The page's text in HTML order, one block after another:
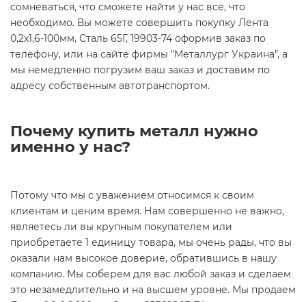
сомневаться, что сможете найти у нас все, что
необходимо. Вы можете совершить покупку Лента
0,2х1,6-100мм, Сталь 65Г, 19903-74 оформив заказ по
телефону, или на сайте фирмы "Металлург Украина", а
мы немедленно погрузим ваш заказ и доставим по
адресу собственным автотранспортом.
Почему купить металл нужно
именно у нас?
Потому что мы с уважением относимся к своим
клиентам и ценим время. Нам совершенно не важно,
являетесь ли вы крупным покупателем или
приобретаете 1 единицу товара, мы очень рады, что вы
оказали нам высокое доверие, обратившись в нашу
компанию. Мы соберем для вас любой заказ и сделаем
это незамедлительно и на высшем уровне. Мы продаем